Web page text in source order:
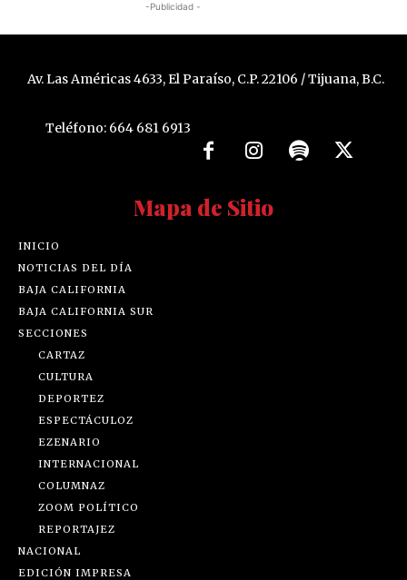
-Publicidad -
Av. Las Américas 4633, El Paraíso, C.P. 22106 / Tijuana, B.C.
Teléfono: 664 681 6913
Mapa de Sitio
INICIO
NOTICIAS DEL DÍA
BAJA CALIFORNIA
BAJA CALIFORNIA SUR
SECCIONES
CARTAZ
CULTURA
DEPORTEZ
ESPECTÁCULOZ
EZENARIO
INTERNACIONAL
COLUMNAZ
ZOOM POLÍTICO
REPORTAJEZ
NACIONAL
EDICIÓN IMPRESA